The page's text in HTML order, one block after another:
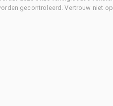
gecontroleerd. Vertrouw niet